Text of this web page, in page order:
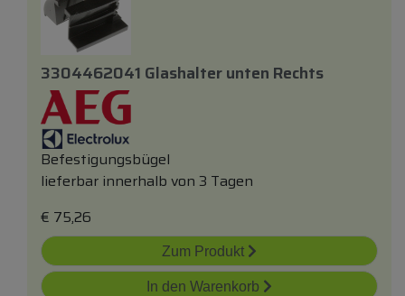
3304462041 Glashalterunten Rechts
Befestigungsbügel
lieferbar innerhalb von 3 Tagen
€ 75,26
Zum Produkt
In den Warenkorb